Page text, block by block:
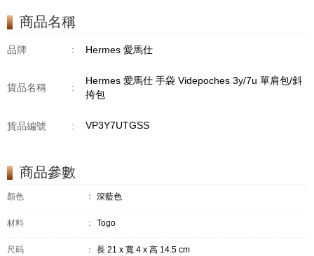
商品名稱
品牌 : Hermes 愛馬仕
貨品名稱 :
Hermes 愛馬仕 手袋 Videpoches 3y/7u 單肩包/斜
挎包
貨品編號 : VP3Y7UTGSS
商品參數
顏色 ： 深藍色
材料 ： Togo
尺码 ： 長 21 x 寬 4 x 高 14.5 cm